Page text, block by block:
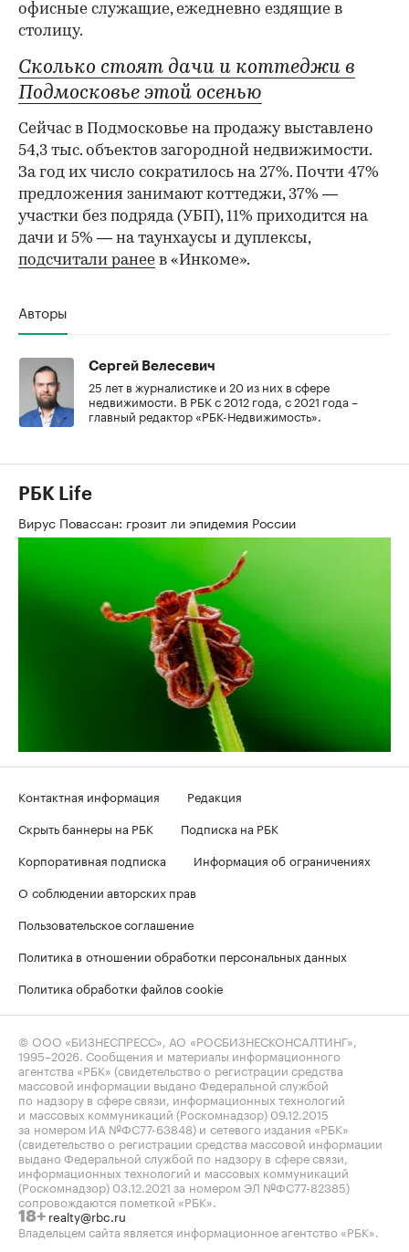
офисные служащие, ежедневно ездящие в
столицу.
Сколько стоят дачи и коттеджи в
Подмосковье этой осенью
Сейчас в Подмосковье на продажу выставлено
54,3 тыс. объектов загородной недвижимости.
За год их число сократилось на 27%. Почти 47%
предложения занимают коттеджи, 37% —
участки без подряда (УБП), 11% приходится на
дачи и 5% — на таунхаусы и дуплексы,
подсчитали ранее в «Инкоме».
Авторы
Сергей Велесевич
25 лет в журналистике и 20 из них в сфере
недвижимости. В РБК с 2012 года, с 2021 года –
главный редактор «РБК-Недвижимость».
РБК Life
Вирус Повассан: грозит ли эпидемия России
Контактная информация
Редакция
Скрыть баннеры на РБК
Подписка на РБК
Корпоративная подписка
Информация об ограничениях
О соблюдении авторских прав
Пользовательское соглашение
Политика в отношении обработки персональных данных
Политика обработки файлов cookie
© ООО «БИЗНЕСПРЕСС», АО «РОСБИЗНЕСКОНСАЛТИНГ»,
1995–2026 . Сообщения и материалы информационного
агентства «РБК» (свидетельство о регистрации средства
массовой информации выдано Федеральной службой
по надзору в сфере связи, информационных технологий
и массовых коммуникаций (Роскомнадзор) 09.12.2015
за номером ИА №ФС77-63848) и сетевого издания «РБК»
(свидетельство о регистрации средства массовой информации
выдано Федеральной службой по надзору в сфере связи,
информационных технологий и массовых коммуникаций
(Роскомнадзор) 03.12.2021 за номером ЭЛ №ФС77-82385)
сопровождаются пометкой «РБК».
18+ realty@rbc.ru
Владельцем сайта является информационное агентство «РБК».